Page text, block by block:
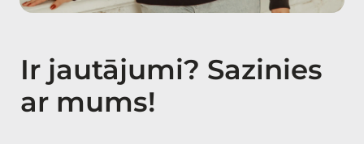
Ir jautājumi? Sazinies
ar mums!